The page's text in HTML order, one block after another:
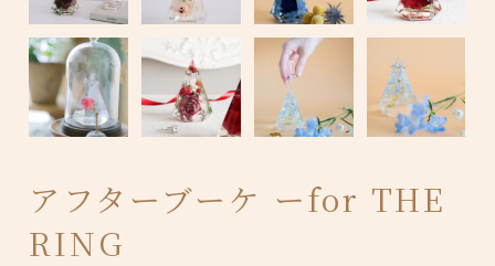
アフターブーケ ーfor THE
RING